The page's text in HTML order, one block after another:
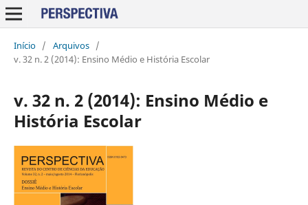
Início / Arquivos /
v. 32 n. 2 (2014): Ensino Médio e História Escolar
v. 32 n. 2 (2014): Ensino Médio e
História Escolar